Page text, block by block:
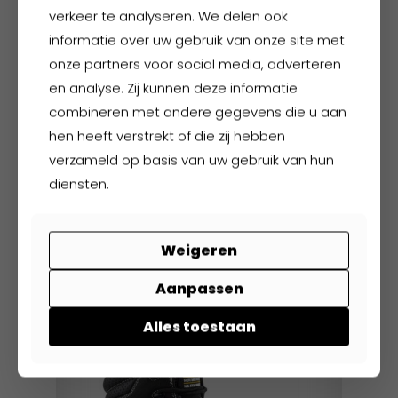
gekozen
worden
op
de
productpagina
FHB Leo
€101,60excl. BTW
incl. BTW
Dit
Deze
verkeer te analyseren. We delen ook
informatie over uw gebruik van onze site met
onze partners voor social media, adverteren
en analyse. Zij kunnen deze informatie
combineren met andere gegevens die u aan
hen heeft verstrekt of die zij hebben
verzameld op basis van uw gebruik van hun
diensten.
Weigeren
Aanpassen
Alles toestaan